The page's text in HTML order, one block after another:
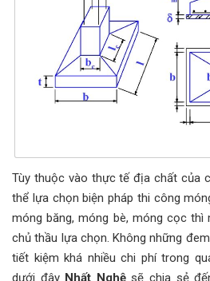
Tùy thuộc vào thực tế địa chất của
thể lựa chọn biện pháp thi công
móng băng, móng bè, móng cọc
chủ thầu lựa chọn. Không những
tiết kiệm khá nhiều chi phí trong